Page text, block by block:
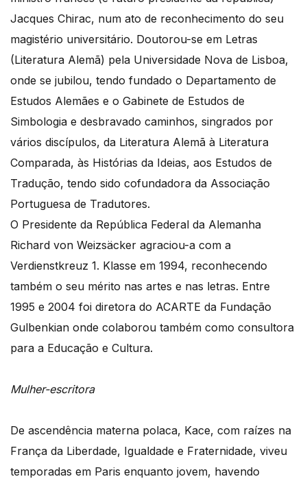
Jacques Chirac, num ato de reconhecimento do seu
magistério universitário. Doutorou-se em Letras
(Literatura Alemã) pela Universidade Nova de Lisboa,
onde se jubilou, tendo fundado o Departamento de
Estudos Alemães e o Gabinete de Estudos de
Simbologia e desbravado caminhos, singrados por
vários discípulos, da Literatura Alemã à Literatura
Comparada, às Histórias da Ideias, aos Estudos de
Tradução, tendo sido cofundadora da Associação
Portuguesa de Tradutores.
O Presidente da República Federal da Alemanha
Richard von Weizsäcker agraciou-a com a
Verdienstkreuz 1. Klasse em 1994, reconhecendo
também o seu mérito nas artes e nas letras. Entre
1995 e 2004 foi diretora do ACARTE da Fundação
Gulbenkian onde colaborou também como consultora
para a Educação e Cultura.
Mulher-escritora
De ascendência materna polaca, Kace, com raízes na
França da Liberdade, Igualdade e Fraternidade, viveu
temporadas em Paris enquanto jovem, havendo